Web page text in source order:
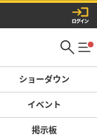
ショーダウン
イベント
掲示板